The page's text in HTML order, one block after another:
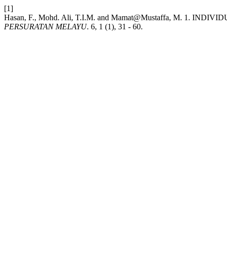
[1]
Hasan, F., Mohd. Ali, T.I.M. and Mamat@Mustaffa, M. 1.
PERSURATAN MELAYU. 6, 1 (1), 31 - 60.